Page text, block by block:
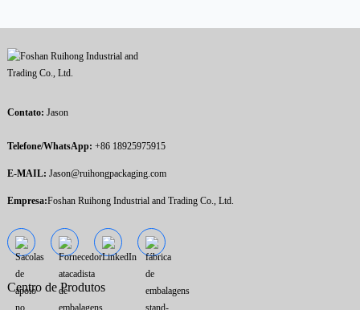
Contato: Jason
Telefone/WhatsApp: +86 18925975915
E-MAIL: Jason@ruihongpackaging.com
Empresa:Foshan Ruihong Industrial and Trading Co., Ltd.
Centro de Produtos